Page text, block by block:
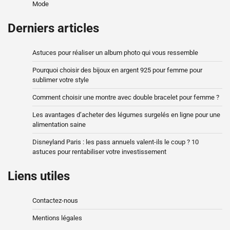
Mode
Derniers articles
Astuces pour réaliser un album photo qui vous ressemble
Pourquoi choisir des bijoux en argent 925 pour femme pour
sublimer votre style
Comment choisir une montre avec double bracelet pour femme ?
Les avantages d’acheter des légumes surgelés en ligne pour une
alimentation saine
Disneyland Paris : les pass annuels valent-ils le coup ? 10
astuces pour rentabiliser votre investissement
Liens utiles
Contactez-nous
Mentions légales